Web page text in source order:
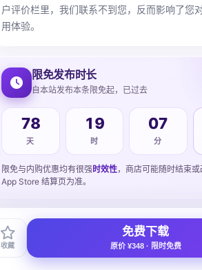
户评价栏里，我们联系不到您，反而影响了您
用体验。
限免发布时长
自本站发布本条限免起，已过去
78
天
19
时
07
分
限免与内购优惠均有很强时效性，商店可能随时结束
App Store 结算页为准。
收藏
免费下载
原价 ¥348 · 限时免费